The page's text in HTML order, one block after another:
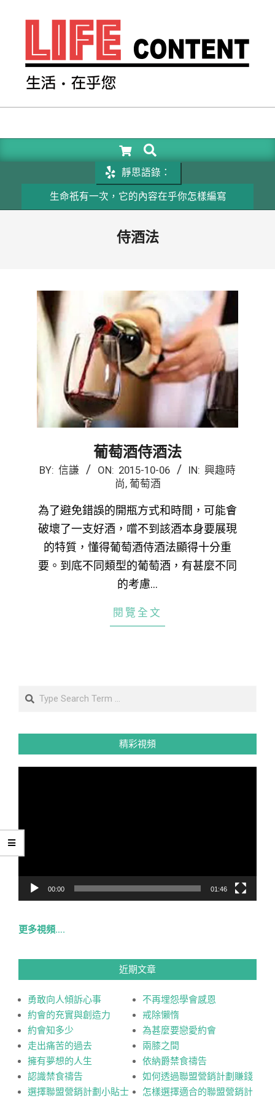
LIFE
SEARCH
靜思語錄：
生命祇有一次，它的內容在乎你怎樣編寫
侍酒法
葡萄酒侍酒法
2015-
06
BY: 信謙 ON: 2015-10-06 IN: 興趣時
尚, 葡萄酒
為了避免錯誤的開瓶方式和時間，可能會
破壞了一支好酒，嚐不到該酒本身要展現
的特質，懂得葡萄酒侍酒法顯得十分重
要。到底不同類型的葡萄酒，有甚麼不同
的考慮…
閱覽全文
Search
精彩視頻
00:00 01:46
更多視頻….
近期文章
勇敢向人傾訴心事
不再埋怨學會感恩
約會的充實與創造力
戒除懶惰
約會知多少
為甚麼要戀愛約會
走出痛苦的過去
兩膝之間
擁有夢想的人生
依納爵禁食禱告
認識禁食禱告
如何透過聯盟營銷計劃賺錢
選擇聯盟營銷計劃小貼士
怎樣選擇適合的聯盟營銷計